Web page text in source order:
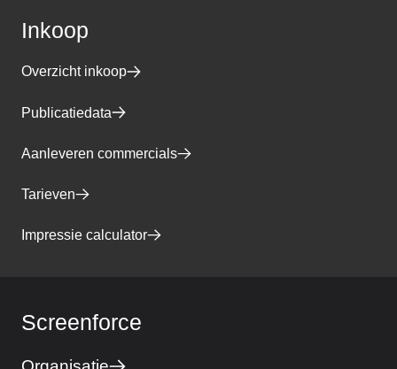
Inkoop
Overzicht inkoop
Publicatiedata
Aanleveren commercials
Tarieven
Impressie calculator
Screenforce